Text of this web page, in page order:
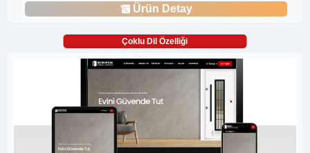
Ürün Detay
Çoklu Dil Özelliği